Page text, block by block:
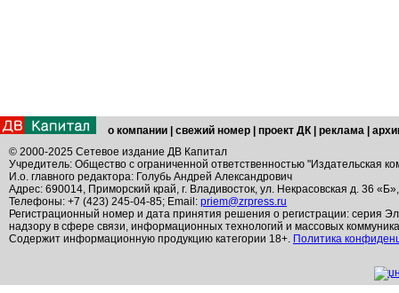
о компании свежий номер проект ДК реклама
© 2000-2025 Сетевое издание ДВ Капитал
Учредитель: Общество с ограниченной ответственностью "Издательская
И.о. главного редактора: Голубь Андрей Александрович
Адрес: 690014, Приморский край, г. Владивосток, ул. Некрасовская д. 36
Телефоны: +7 (423) 245-04-85; Email: priem@zrpress.ru
Регистрационный номер и дата принятия решения о регистрации: серия
надзору в сфере связи, информационных технологий и массовых
Содержит информационную продукцию категории 18+. Политика